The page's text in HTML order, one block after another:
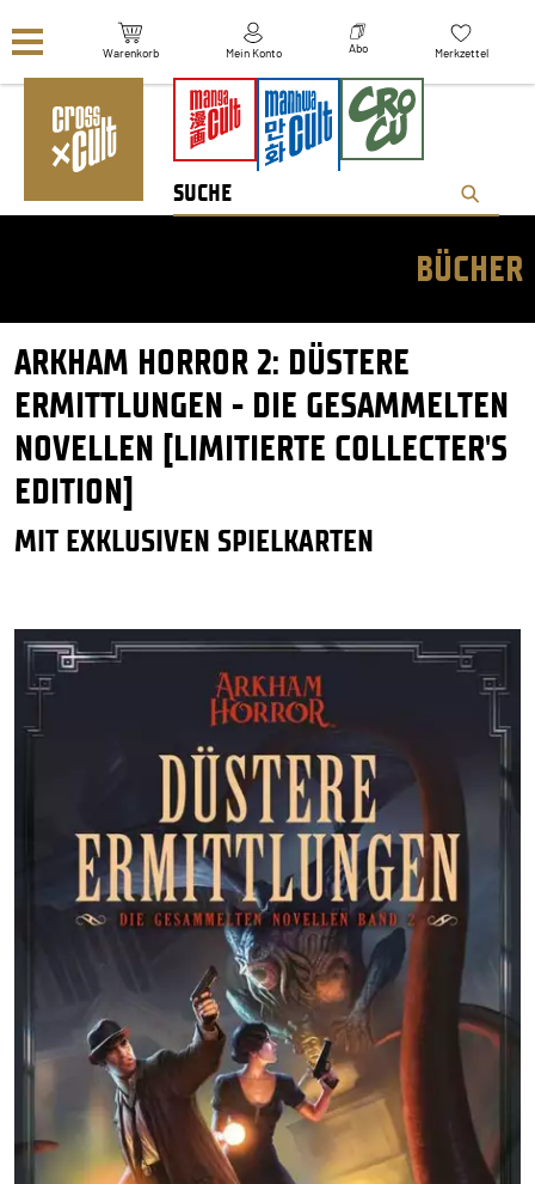
Warenkorb Mein Konto Abo Merkzettel
BÜCHER
ARKHAM HORROR 2: DÜSTERE
ERMITTLUNGEN - DIE GESAMMELTEN
NOVELLEN [LIMITIERTE COLLECTER'S
EDITION]
MIT EXKLUSIVEN SPIELKARTEN